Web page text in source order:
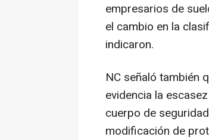
empresarios de
el cambio en la
indicaron.
NC señaló también
evidencia la
cuerpo de
modificación de